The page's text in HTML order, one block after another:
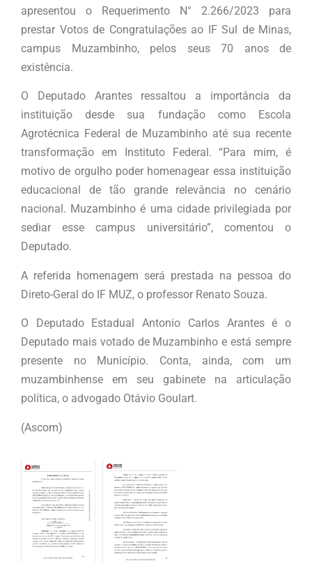
apresentou o Requerimento N° 2.266/2023 para
prestar Votos de Congratulações ao IF Sul de Minas,
campus Muzambinho, pelos seus 70 anos de
existência.
O Deputado Arantes ressaltou a importância da
instituição desde sua fundação como Escola
Agrotécnica Federal de Muzambinho até sua recente
transformação em Instituto Federal. “Para mim, é
motivo de orgulho poder homenagear essa instituição
educacional de tão grande relevância no cenário
nacional. Muzambinho é uma cidade privilegiada por
sediar esse campus universitário”, comentou o
Deputado.
A referida homenagem será prestada na pessoa do
Direto-Geral do IF MUZ, o professor Renato Souza.
O Deputado Estadual Antonio Carlos Arantes é o
Deputado mais votado de Muzambinho e está sempre
presente no Município. Conta, ainda, com um
muzambinhense em seu gabinete na articulação
política, o advogado Otávio Goulart.
(Ascom)